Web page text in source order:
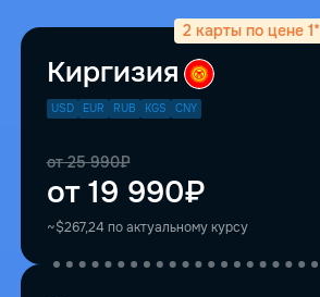
2 карты по цене 1*
Киргизия
USD EUR RUB KGS CNY
от 19 990₽
от 25 990₽
~$267,24 по актуальному курсу